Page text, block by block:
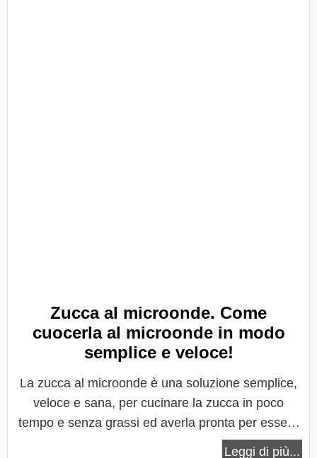
Zucca al microonde. Come
cuocerla al microonde in modo
semplice e veloce!
La zucca al microonde è una soluzione semplice,
veloce e sana, per cucinare la zucca in poco
tempo e senza grassi ed averla pronta per essere
utilizzata in qualunque ricetta! La zucca è un
Leggi di più...